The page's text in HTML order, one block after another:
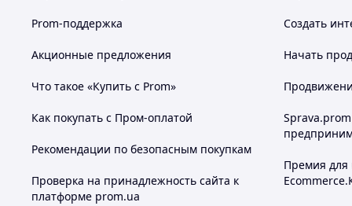
Prom-поддержка
Акционные предложения
Что такое «Купить с Prom»
Как покупать с Пром-оплатой
Рекомендации по безопасным покупкам
Проверка на принадлежность сайта к
платформе prom.ua
Создать
Начать
Премия для